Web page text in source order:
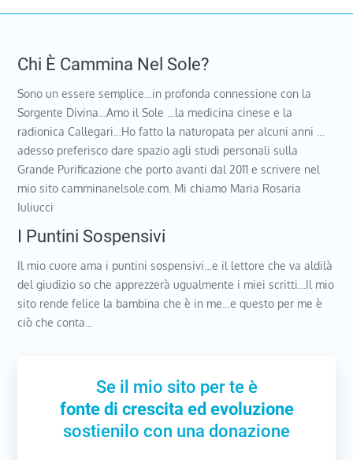
Chi È Cammina Nel Sole?
Sono un essere semplice…in profonda connessione con la
Sorgente Divina…Amo il Sole …la medicina cinese e la
radionica Callegari…Ho fatto la naturopata per alcuni anni …
adesso preferisco dare spazio agli studi personali sulla
Grande Purificazione che porto avanti dal 2011 e scrivere nel
mio sito camminanelsole.com. Mi chiamo Maria Rosaria
Iuliucci
I Puntini Sospensivi
Il mio cuore ama i puntini sospensivi…e il lettore che va aldilà
del giudizio so che apprezzerà ugualmente i miei scritti…Il mio
sito rende felice la bambina che è in me…e questo per me è
ciò che conta…
Se il mio sito per te è
fonte di crescita ed evoluzione
sostienilo con una donazione